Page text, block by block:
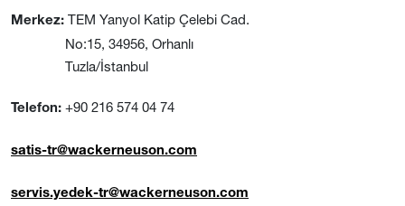
Merkez: TEM Yanyol Katip Çelebi Cad.
No:15, 34956, Orhanlı
Tuzla/İstanbul
Telefon: +90 216 574 04 74
satis-tr@wackerneuson.com
servis.yedek-tr@wackerneuson.com